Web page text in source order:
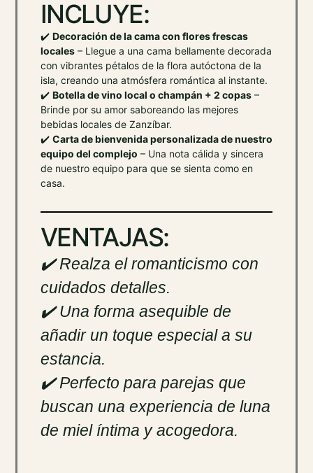
INCLUYE:
✔️ Decoración de la cama con flores frescas
locales– Llegue a una cama bellamente decorada
con vibrantes pétalos de la flora autóctona de la
isla, creando una atmósfera romántica al instante.
✔️ Botella de vino local o champán + 2 copas–
Brinde por su amor saboreando las mejores
bebidas locales de Zanzíbar.
✔️ Carta de bienvenida personalizada de nuestro
equipo del complejo – Una nota cálida y sincera
de nuestro equipo para que se sienta como en
casa.
VENTAJAS:
✔️ Realza el romanticismo con
cuidados detalles.
✔️ Una forma asequible de
añadir un toque especial a su
estancia.
✔️ Perfecto para parejas que
buscan una experiencia de luna
de miel íntima y acogedora.